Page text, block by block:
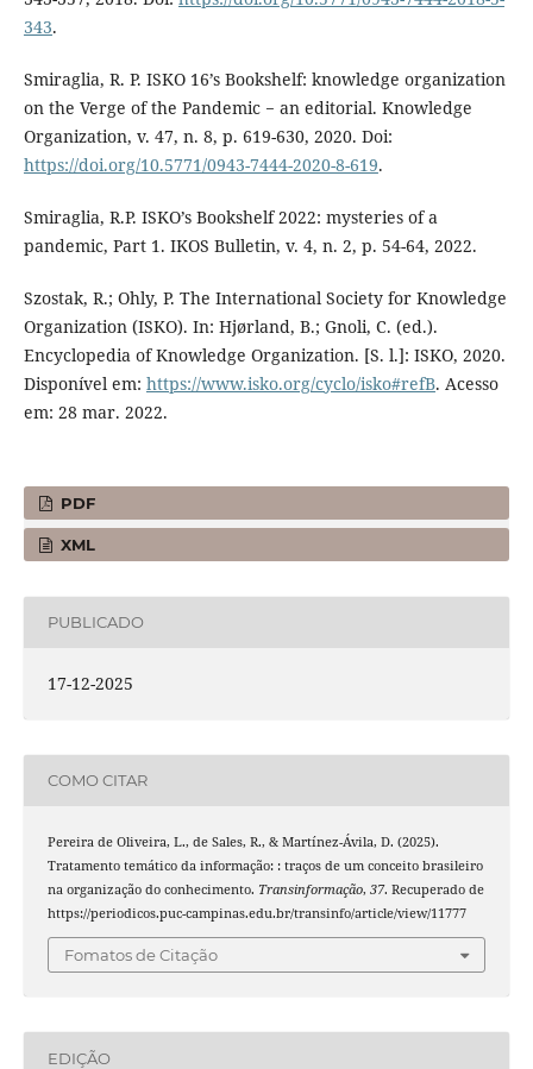
343.
Smiraglia, R. P. ISKO 16’s Bookshelf: knowledge organization
on the Verge of the Pandemic − an editorial. Knowledge
Organization, v. 47, n. 8, p. 619-630, 2020. Doi:
https://doi.org/10.5771/0943-7444-2020-8-619.
Smiraglia, R.P. ISKO’s Bookshelf 2022: mysteries of a
pandemic, Part 1. IKOS Bulletin, v. 4, n. 2, p. 54-64, 2022.
Szostak, R.; Ohly, P. The International Society for Knowledge
Organization (ISKO). In: Hjørland, B.; Gnoli, C. (ed.).
Encyclopedia of Knowledge Organization. [S. l.]: ISKO, 2020.
Disponível em: https://www.isko.org/cyclo/isko#refB. Acesso
em: 28 mar. 2022.
PDF
XML
PUBLICADO
17-12-2025
COMO CITAR
Pereira de Oliveira, L., de Sales, R., & Martínez-Ávila, D. (2025).
Tratamento temático da informação: : traços de um conceito brasileiro
na organização do conhecimento. Transinformação, 37. Recuperado de
https://periodicos.puc-campinas.edu.br/transinfo/article/view/11777
Fomatos de Citação
EDIÇÃO